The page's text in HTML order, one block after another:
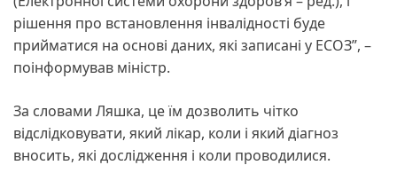
рішення про встановлення інвалідності буде
прийматися на основі даних, які записані у ЕСОЗ”, –
поінформував міністр.
За словами Ляшка, це їм дозволить чітко
відслідковувати, який лікар, коли і який діагноз
вносить, які дослідження і коли проводилися.